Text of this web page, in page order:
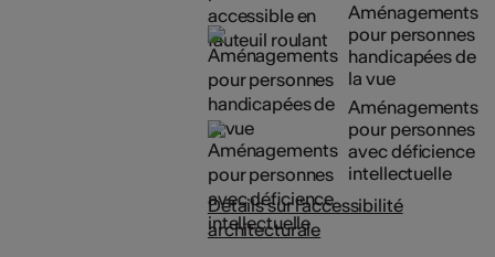
Aménagements
pour personnes
handicapées de
la vue
Aménagements
pour personnes
avec déficience
intellectuelle
Détails sur l'accessibilité
architecturale